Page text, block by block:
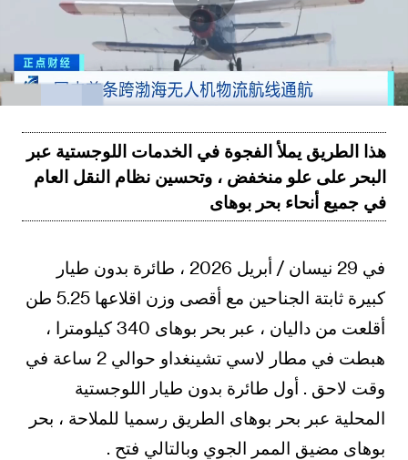
Play
Video
هذا الطريق يملأ الفجوة في الخدمات اللوجستية عبر
البحر على علو منخفض ، وتحسين نظام النقل العام
في جميع أنحاء بحر بوهاى
في 29 نيسان / أبريل 2026 ، طائرة بدون طيار
كبيرة ثابتة الجناحين مع أقصى وزن اقلاعها 5.25 طن
أقلعت من داليان ، عبر بحر بوهاى 340 كيلومترا ،
هبطت في مطار لاسي تشينغداو حوالي 2 ساعة في
وقت لاحق . أول طائرة بدون طيار اللوجستية
المحلية عبر بحر بوهاى الطريق رسميا للملاحة ، بحر
بوهاى مضيق الممر الجوي وبالتالي فتح .